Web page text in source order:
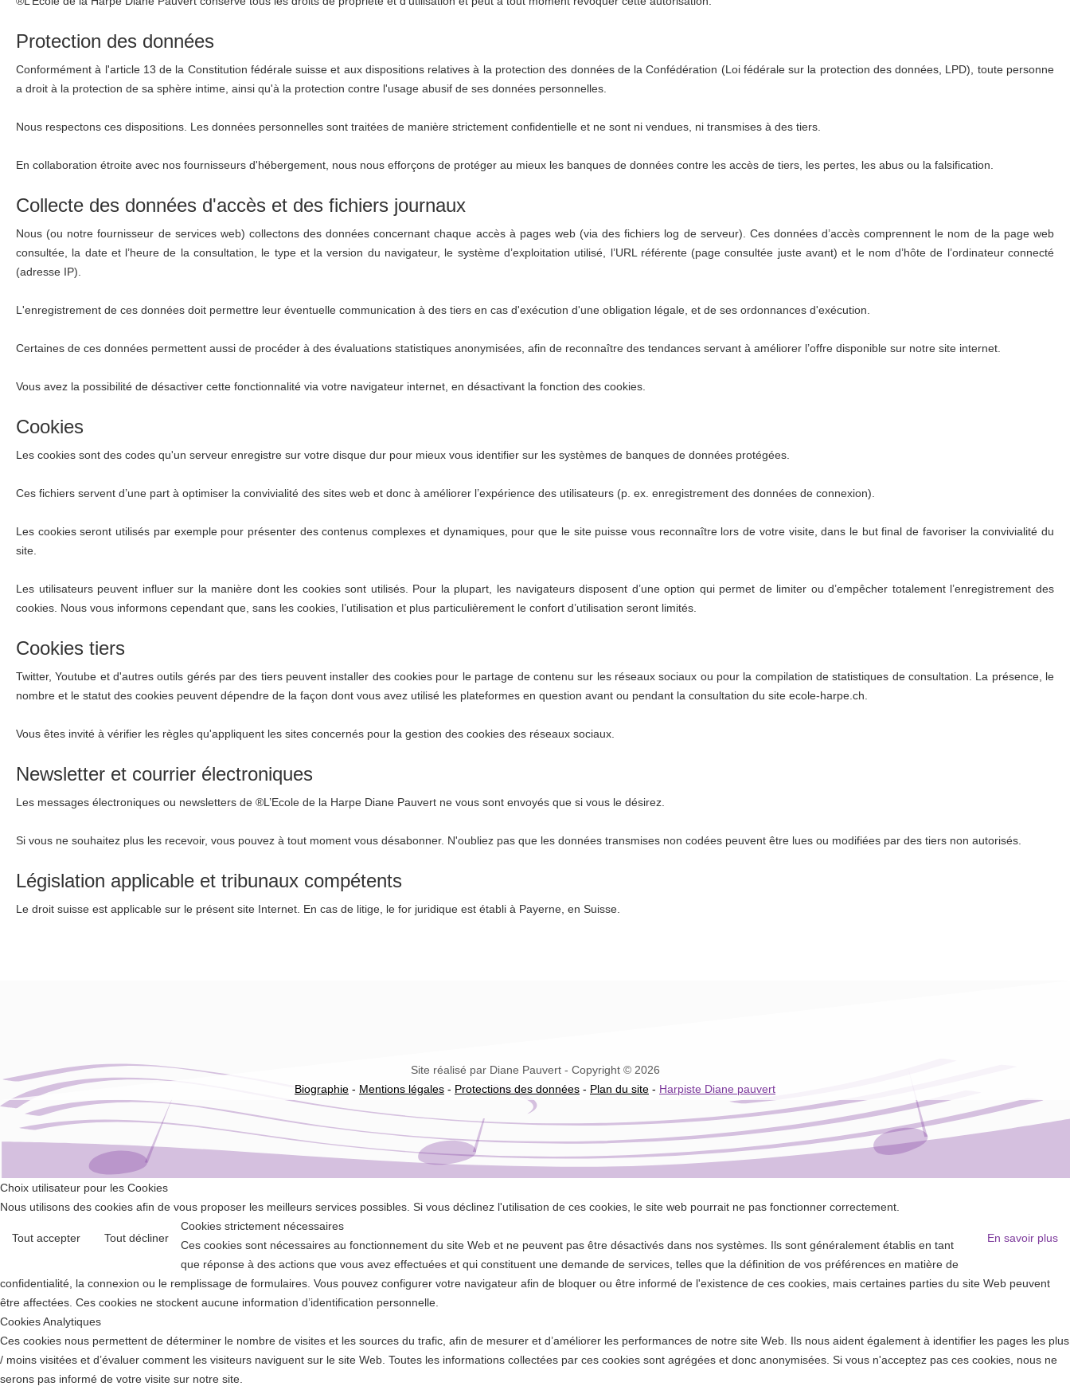
Protection des données
Conformément à l'article 13 de la Constitution fédérale suisse et aux dispositions relatives à la protection des données de la Confédération (Loi fédérale sur la protection des données, LPD), toute personne
a droit à la protection de sa sphère intime, ainsi qu'à la protection contre l'usage abusif de ses données personnelles.
Nous respectons ces dispositions. Les données personnelles sont traitées de manière strictement confidentielle et ne sont ni vendues, ni transmises à des tiers.
En collaboration étroite avec nos fournisseurs d'hébergement, nous nous efforçons de protéger au mieux les banques de données contre les accès de tiers, les pertes, les abus ou la falsification.
Collecte des données d'accès et des fichiers journaux
Nous (ou notre fournisseur de services web) collectons des données concernant chaque accès à pages web (via des fichiers log de serveur). Ces données d’accès comprennent le nom de la page web
consultée, la date et l’heure de la consultation, le type et la version du navigateur, le système d’exploitation utilisé, l’URL référente (page consultée juste avant) et le nom d’hôte de l’ordinateur connecté
(adresse IP).
L'enregistrement de ces données doit permettre leur éventuelle communication à des tiers en cas d'exécution d'une obligation légale, et de ses ordonnances d'exécution.
Certaines de ces données permettent aussi de procéder à des évaluations statistiques anonymisées, afin de reconnaître des tendances servant à améliorer l’offre disponible sur notre site internet.
Vous avez la possibilité de désactiver cette fonctionnalité via votre navigateur internet, en désactivant la fonction des cookies.
Cookies
Les cookies sont des codes qu'un serveur enregistre sur votre disque dur pour mieux vous identifier sur les systèmes de banques de données protégées.
Ces fichiers servent d’une part à optimiser la convivialité des sites web et donc à améliorer l’expérience des utilisateurs (p. ex. enregistrement des données de connexion).
Les cookies seront utilisés par exemple pour présenter des contenus complexes et dynamiques, pour que le site puisse vous reconnaître lors de votre visite, dans le but final de favoriser la convivialité du
site.
Les utilisateurs peuvent influer sur la manière dont les cookies sont utilisés. Pour la plupart, les navigateurs disposent d’une option qui permet de limiter ou d’empêcher totalement l’enregistrement des
cookies. Nous vous informons cependant que, sans les cookies, l’utilisation et plus particulièrement le confort d’utilisation seront limités.
Cookies tiers
Twitter, Youtube et d'autres outils gérés par des tiers peuvent installer des cookies pour le partage de contenu sur les réseaux sociaux ou pour la compilation de statistiques de consultation. La présence, le
nombre et le statut des cookies peuvent dépendre de la façon dont vous avez utilisé les plateformes en question avant ou pendant la consultation du site ecole-harpe.ch.
Vous êtes invité à vérifier les règles qu'appliquent les sites concernés pour la gestion des cookies des réseaux sociaux.
Newsletter et courrier électroniques
Les messages électroniques ou newsletters de ®L’Ecole de la Harpe Diane Pauvert ne vous sont envoyés que si vous le désirez.
Si vous ne souhaitez plus les recevoir, vous pouvez à tout moment vous désabonner. N'oubliez pas que les données transmises non codées peuvent être lues ou modifiées par des tiers non autorisés.
Législation applicable et tribunaux compétents
Le droit suisse est applicable sur le présent site Internet. En cas de litige, le for juridique est établi à Payerne, en Suisse.
Site réalisé par Diane Pauvert - Copyright © 2026
Biographie - Mentions légales - Protections des données - Plan du site - Harpiste Diane pauvert
Choix utilisateur pour les Cookies
Nous utilisons des cookies afin de vous proposer les meilleurs services possibles. Si vous déclinez l'utilisation de ces cookies, le site web pourrait ne pas fonctionner correctement.
Tout accepter Tout décliner En savoir plus
Cookies strictement nécessaires
Ces cookies sont nécessaires au fonctionnement du site Web et ne peuvent pas être désactivés dans nos systèmes. Ils sont généralement établis en tant
que réponse à des actions que vous avez effectuées et qui constituent une demande de services, telles que la définition de vos préférences en matière de
confidentialité, la connexion ou le remplissage de formulaires. Vous pouvez configurer votre navigateur afin de bloquer ou être informé de l'existence de ces cookies, mais certaines parties du site Web peuvent
être affectées. Ces cookies ne stockent aucune information d’identification personnelle.
Cookies Analytiques
Ces cookies nous permettent de déterminer le nombre de visites et les sources du trafic, afin de mesurer et d’améliorer les performances de notre site Web. Ils nous aident également à identifier les pages les plus
/ moins visitées et d’évaluer comment les visiteurs naviguent sur le site Web. Toutes les informations collectées par ces cookies sont agrégées et donc anonymisées. Si vous n'acceptez pas ces cookies, nous ne
serons pas informé de votre visite sur notre site.